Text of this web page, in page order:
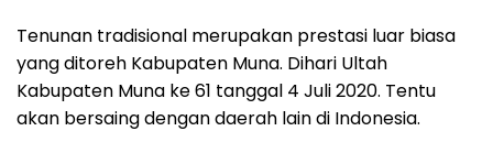
Tenunan tradisional merupakan prestasi luar biasa
yang ditoreh Kabupaten Muna. Dihari Ultah
Kabupaten Muna ke 61 tanggal 4 Juli 2020. Tentu
akan bersaing dengan daerah lain di Indonesia.